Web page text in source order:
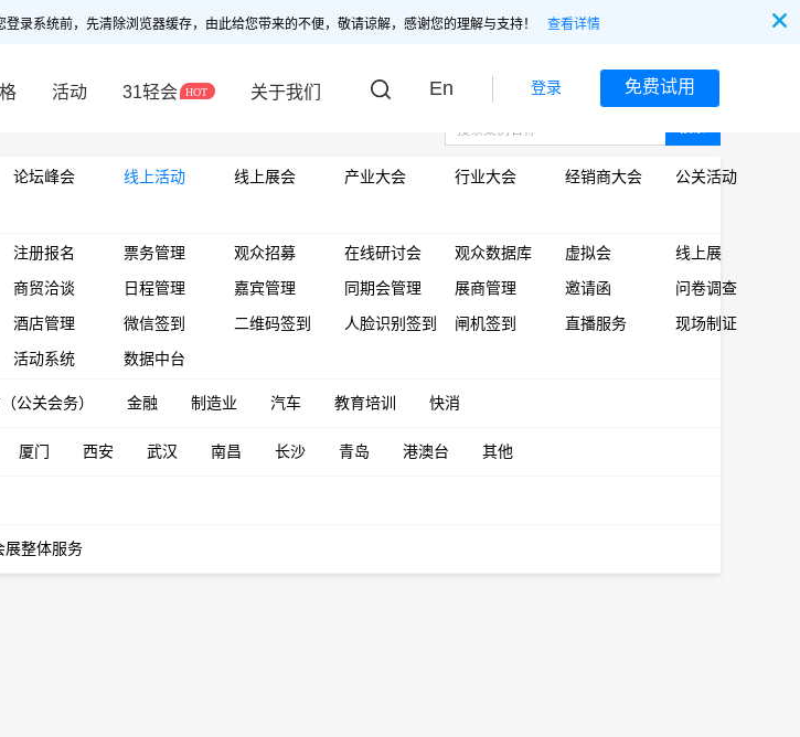
录系统前，先清除浏览器缓存，由此给您带来的不便，敬请谅解，感谢您的理解与支持！ 查看详情
活动 31轻会 关于我们 En 登录 免费试用
论坛峰会 线上活动 线上展会 产业大会 行业大会 经销商大会
公关活动
注册报名 票务管理 观众招募 在线研讨会 观众数据库 虚拟会
线上展
商贸洽谈 日程管理 嘉宾管理 同期会管理 展商管理 邀请函
问卷调查
酒店管理 微信签到 二维码签到 人脸识别签到 闸机签到 直播服务
现场制证
活动系统 数据中台
公关会务） 金融 制造业 汽车 教育培训 快消
厦门 西安 武汉 南昌 长沙 青岛 港澳台 其他
展整体服务